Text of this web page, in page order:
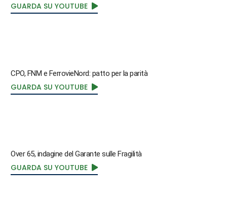
GUARDA SU YOUTUBE
CPO, FNM e FerrovieNord: patto per la parità
GUARDA SU YOUTUBE
Over 65, indagine del Garante sulle Fragilità
GUARDA SU YOUTUBE